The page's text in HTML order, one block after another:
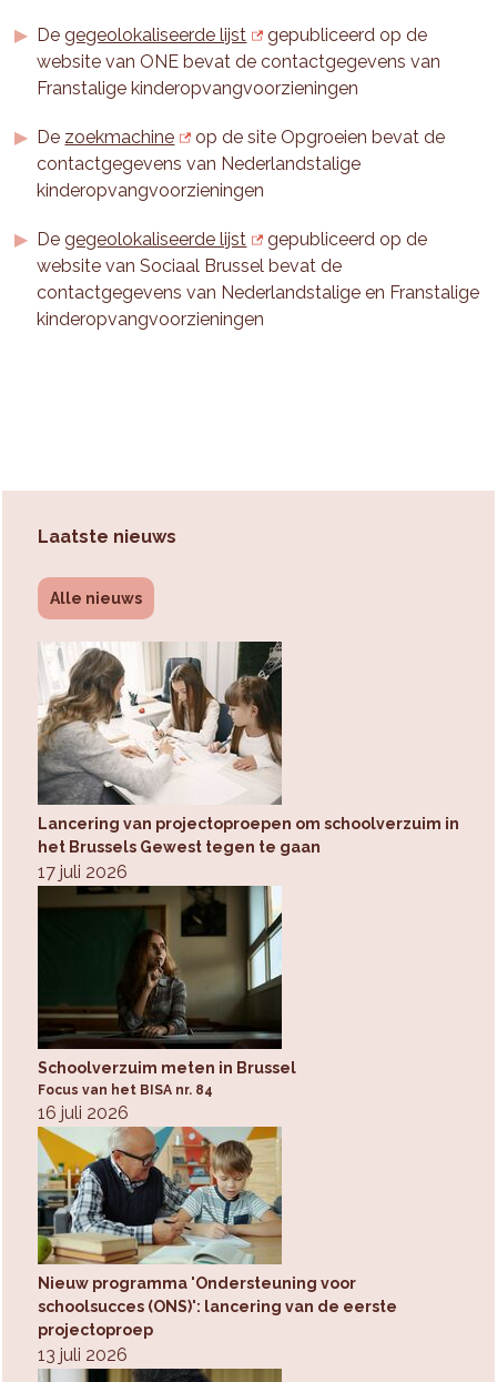
Degegeolokaliseerde lijst
gepubliceerd op de
website van ONE bevat de contactgegevens van
Franstalige kinderopvangvoorzieningen
De zoekmachine
op de site Opgroeien bevat de
contactgegevens van Nederlandstalige
kinderopvangvoorzieningen
Degegeolokaliseerde lijst
gepubliceerd op de
website van Sociaal Brussel bevat de
contactgegevens van Nederlandstalige en Franstalige
kinderopvangvoorzieningen
Laatste nieuws
Alle nieuws
Lancering van projectoproepen om schoolverzuim in
het Brussels Gewest tegen te gaan
17 juli 2026
Schoolverzuim meten in Brussel
Focus van het BISA nr. 84
16 juli 2026
Nieuw programma 'Ondersteuning voor
schoolsucces (ONS)': lancering van de eerste
projectoproep
13 juli 2026